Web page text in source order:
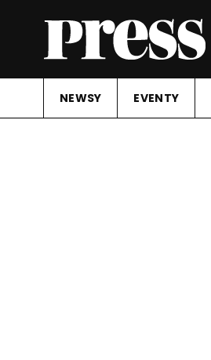
NEWSY EVENTY